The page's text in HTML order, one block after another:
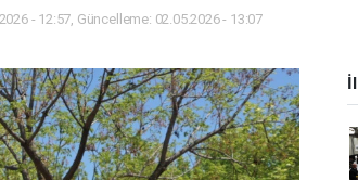
- 12:57, Güncelleme: 02.05.2026 - 13:07